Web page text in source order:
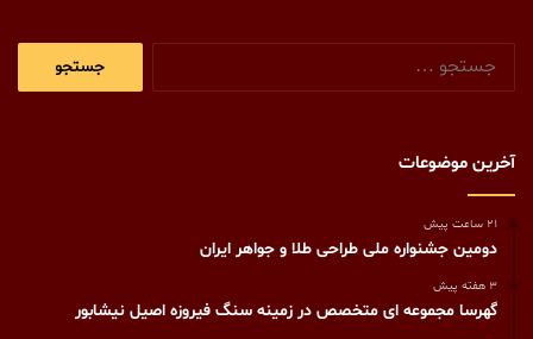
آخرین موضوعات
21 ساعت پیش
دومین جشنواره ملی طراحی طلا و جواهر ایران
3 هفته پیش
گهرسا مجموعه ای متخصص در زمینه سنگ فیروزه اصیل نیشابور